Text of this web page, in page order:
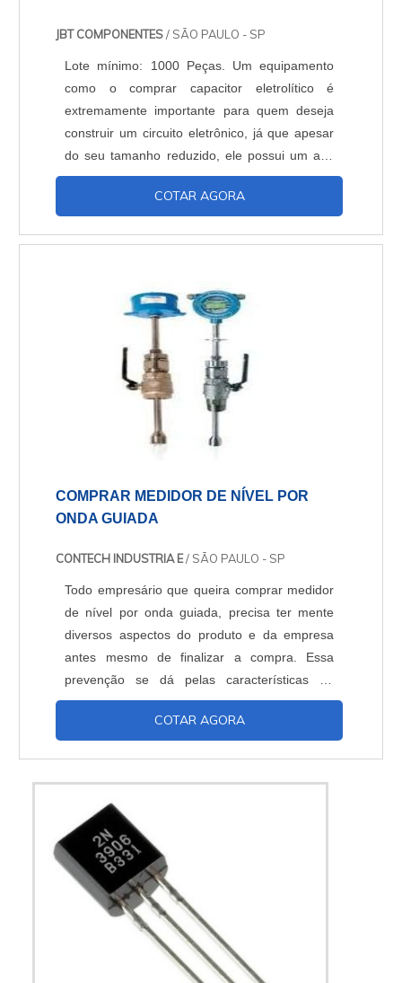
JBT COMPONENTES/ SÃO PAULO - SP
Lote mínimo: 1000 Peças. Um equipamento
como o comprar capacitor eletrolítico é
extremamente importante para quem deseja
construir um circuito eletrônico, já que apesar
do seu tamanho reduzido, ele possui um alto
nível de capacitância. Além disso, seu
pequeno porte também auxilia muito no
Conheça mais esse aparelhoDurante algum
capacitores no qual a p...
COTAR AGORA
COMPRAR MEDIDOR DE NÍVEL POR
ONDA GUIADA
CONTECH INDUSTRIA E/ SÃO PAULO - SP
Todo empresário que queira comprar medidor
de nível por onda guiada, precisa ter mente
diversos aspectos do produto e da empresa
antes mesmo de finalizar a compra. Essa
prevenção se dá pelas características do
produto e também o seu investimento
considerável. O equipamento possui tecnologia
por pó du...
COTAR AGORA